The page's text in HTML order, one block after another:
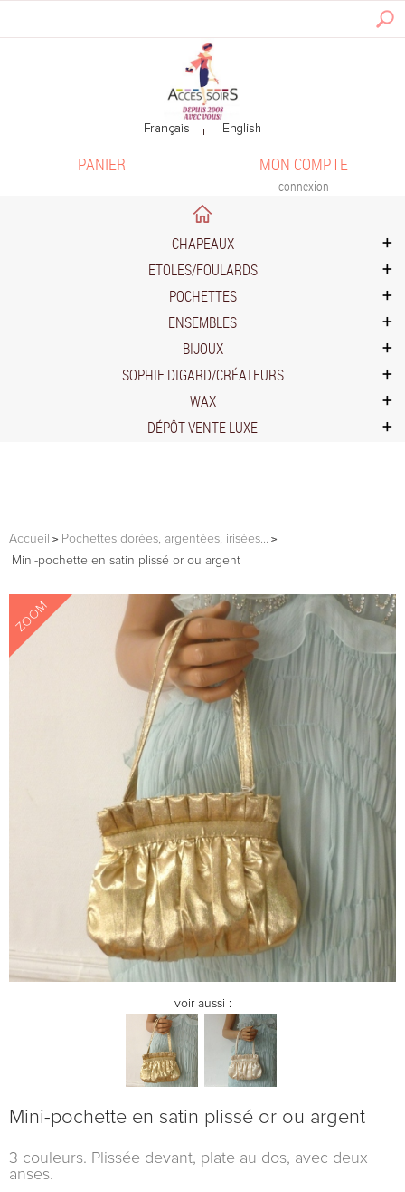
MON COMPTE
connexion
PANIER
CHAPEAUX
ETOLES/FOULARDS
POCHETTES
ENSEMBLES
BIJOUX
SOPHIE DIGARD/CRÉATEURS
WAX
DÉPÔT VENTE LUXE
Accueil
Pochettes dorées, argentées, irisées...
Mini-pochette en satin plissé or ou argent
ZOOM
voir aussi :
Mini-pochette en satin plissé or ou argent
3 couleurs. Plissée devant, plate au dos, avec deux
anses.